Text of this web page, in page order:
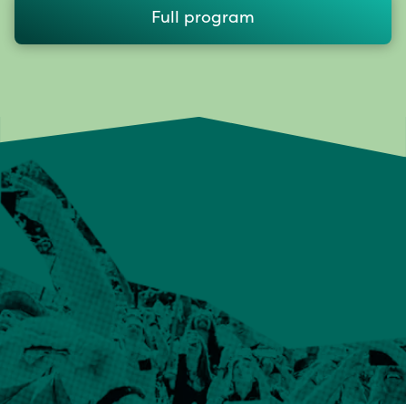
Full program